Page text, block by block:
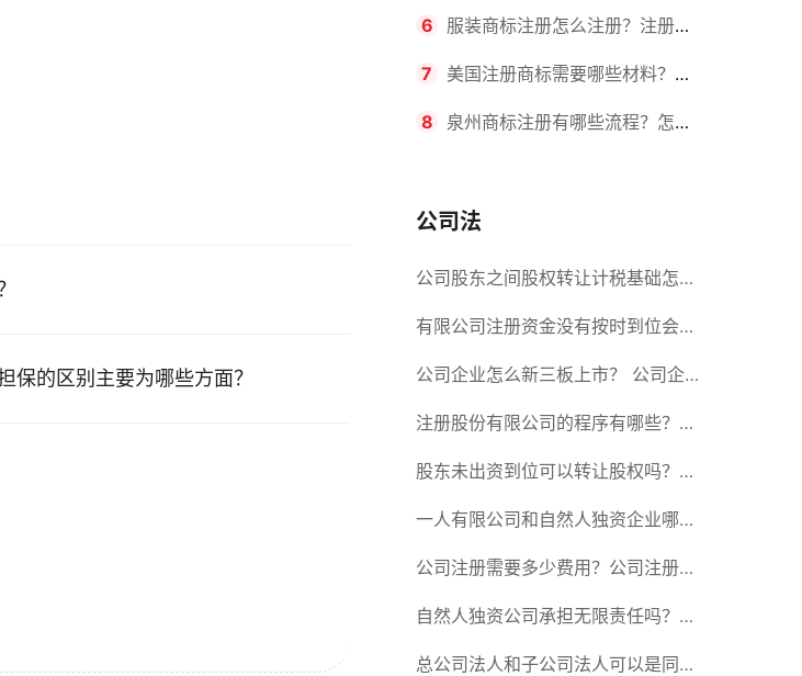
保的区别主要为哪些方面？
有哪些步骤？
6 服装商标注册怎么注册？注册商
标流程有哪些？
7 美国注册商标需要哪些材料？美
国商标办理流程有哪些？
8 泉州商标注册有哪些流程？怎么
公司法
公司股东之间股权转让计税基础怎么
确认？公司股东之间的股权转让要符
合什么要件？
有限公司注册资金没有按时到位会怎
么样？股份有限公司设立的注册条件
公司企业怎么新三板上市？ 公司企
业新三板上市的流程
注册股份有限公司的程序有哪些？注
册股份有限公司需要提交哪些材料？
股东未出资到位可以转让股权吗？股
东未出资到位能否分红？
一人有限公司和自然人独资企业哪个
好？一人公司设立条件有哪些？
公司注册需要多少费用？公司注册需
要准备什么材料？
自然人独资公司承担无限责任吗？有
限责任公司与有限责任公司的区别
总公司法人和子公司法人可以是同一